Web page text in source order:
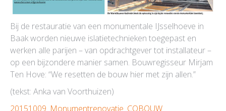
Bij de restauratie van een monumentale IJsselhoeve in
Baak worden nieuwe islatietechnieken toegepast en
werken alle parijen – van opdrachtgever tot installateur –
op een bijzondere manier samen. Bouwregisseur Mirjam
Ten Hove: “We resetten de bouw hier met zijn allen.”
(tekst: Anka van Voorthuizen)
20151009_Monumentrenovatie_COBOUW